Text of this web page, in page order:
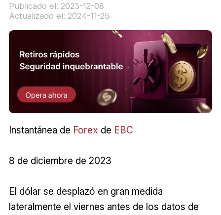
Publicado el: 2023-12-08
Actualizado el: 2024-11-25
Instantánea de Forex de EBC
8 de diciembre de 2023
El dólar se desplazó en gran medida
lateralmente el viernes antes de los datos de